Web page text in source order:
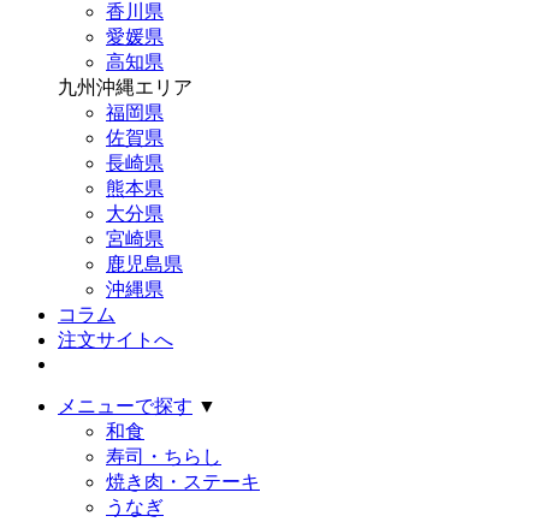
香川県
愛媛県
高知県
九州沖縄エリア
福岡県
佐賀県
長崎県
熊本県
大分県
宮崎県
鹿児島県
沖縄県
コラム
注文サイトへ
メニューで探す ▼
和食
寿司・ちらし
焼き肉・ステーキ
うなぎ